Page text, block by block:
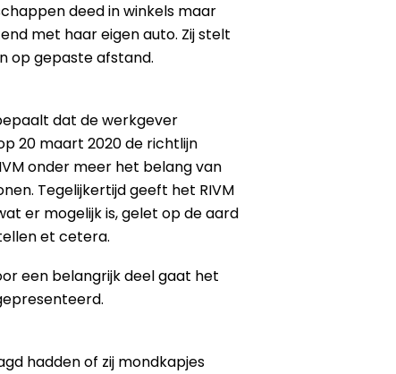
deed in winkels maar
met haar eigen auto. Zij stelt
op gepaste afstand.
dat de werkgever
20 maart 2020 de richtlijn
onder meer het belang van
Tegelijkertijd geeft het RIVM
er mogelijk is, gelet op de aard
et cetera.
een belangrijk deel gaat het
hadden of zij mondkapjes